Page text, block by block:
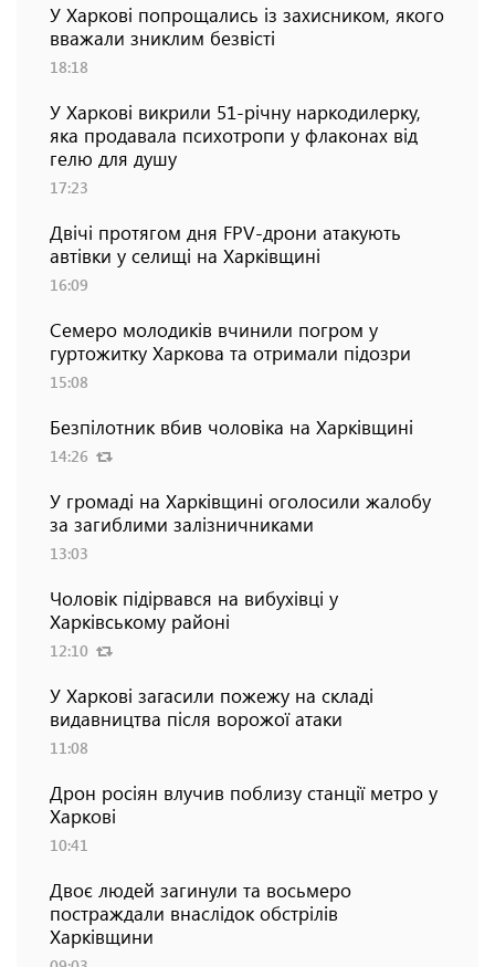
У Харкові попрощались із захисником, якого
вважали зниклим безвісті
18:18
У Харкові викрили 51-річну наркодилерку,
яка продавала психотропи у флаконах від
гелю для душу
17:23
Двічі протягом дня FPV-дрони атакують
автівки у селищі на Харківщині
16:09
Семеро молодиків вчинили погром у
гуртожитку Харкова та отримали підозри
15:08
Безпілотник вбив чоловіка на Харківщині
14:26
У громаді на Харківщині оголосили жалобу
за загиблими залізничниками
13:03
Чоловік підірвався на вибухівці у
Харківському районі
12:10
У Харкові загасили пожежу на складі
видавництва після ворожої атаки
11:08
Дрон росіян влучив поблизу станції метро у
Харкові
10:41
Двоє людей загинули та восьмеро
постраждали внаслідок обстрілів
Харківщини